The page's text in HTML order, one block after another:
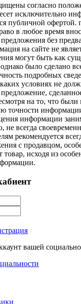
согласно
исключительно
публичной офертой.
в любое время
без
на сайте не
могут быть как
было сделано
подробных
условиях не
предложение,
на то, что
точности
информации
не всегда
рекомендуется
с продавцом,
товар, исходя из
вашей